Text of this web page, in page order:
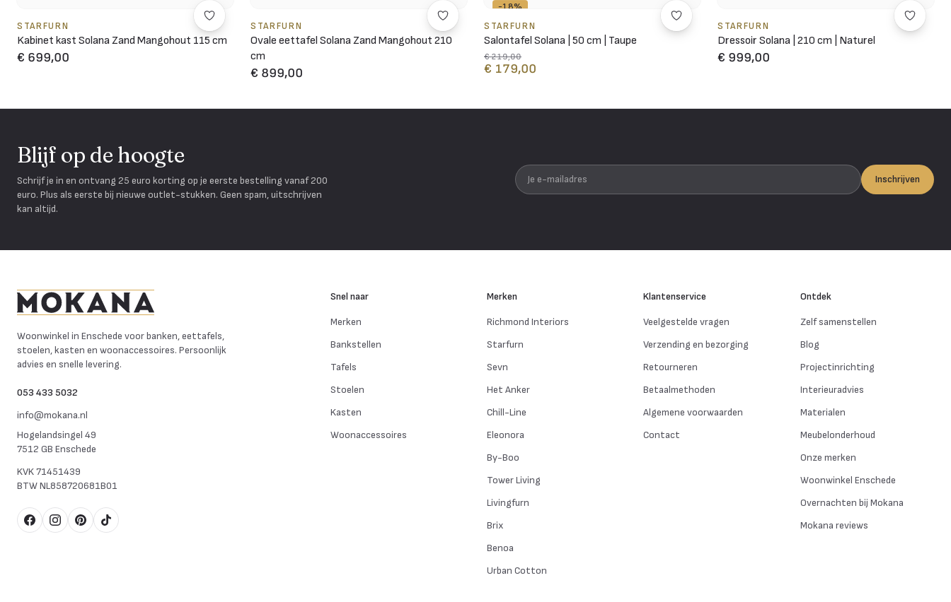
STARFURN
Kabinet kast Solana Zand Mangohout 115 cm
€ 699,00
STARFURN
Ovale eettafel Solana Zand Mangohout 210
cm
€ 899,00
-18%
STARFURN
Salontafel Solana | 50 cm | Taupe
€ 219,00
€ 179,00
STARFURN
Dressoir Solana | 210 cm | Naturel
€ 999,00
Blijf op de hoogte
Schrijf je in en ontvang 25 euro korting op je eerste bestelling vanaf 200
euro. Plus als eerste bij nieuwe outlet-stukken. Geen spam, uitschrijven
kan altijd.
Je e-mailadres
Inschrijven
Woonwinkel in Enschede voor banken, eettafels,
stoelen, kasten en woonaccessoires. Persoonlijk
advies en snelle levering.
053 433 5032
info@mokana.nl
Hogelandsingel 49
7512 GB Enschede
KVK71451439
BTWNL858720681B01
FacebookInstagram
Pinterest
TikTok
Snel naar
Merken
Bankstellen
Tafels
Stoelen
Kasten
Woonaccessoires
Merken
Richmond Interiors
Starfurn
Sevn
Het Anker
Chill-Line
Eleonora
By-Boo
Tower Living
Livingfurn
Brix
Benoa
Urban Cotton
Klantenservice
Veelgestelde vragen
Verzending en bezorging
Retourneren
Betaalmethoden
Algemene voorwaarden
Contact
Ontdek
Zelf samenstellen
Blog
Projectinrichting
Interieuradvies
Materialen
Meubelonderhoud
Onze merken
Woonwinkel Enschede
Overnachten bij Mokana
Mokana reviews